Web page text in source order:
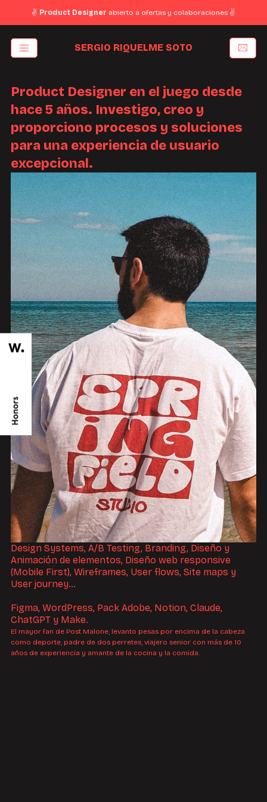
✌️ Product Designer abierto a ofertas y colaboraciones ✌️
Product Designer en el juego desde
hace 5 años. Investigo, creo y
proporciono procesos y soluciones
para una experiencia de usuario
excepcional.
Design Systems, A/B Testing, Branding, Diseño y
Animación de elementos, Diseño web responsive
(Mobile First), Wireframes, User flows, Site maps y
User journey…
Figma, WordPress, Pack Adobe, Notion, Claude,
ChatGPT y Make.
El mayor fan de Post Malone, levanto pesas por encima de la cabeza
como deporte, padre de dos perretes, viajero senior con más de 10
años de experiencia y amante de la cocina y la comida.
SERGIO RIQUELME SOTO